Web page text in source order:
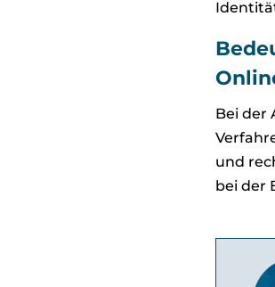
Bei der
und
bei der